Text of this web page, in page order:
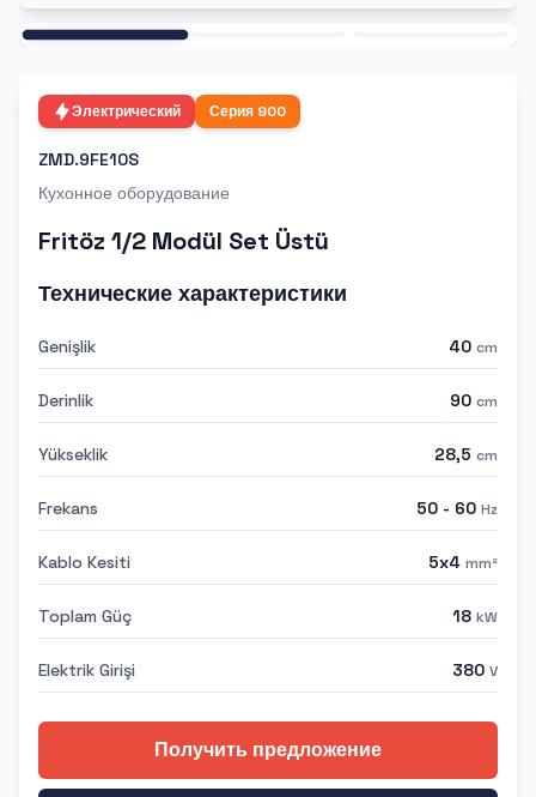
Электрический Серия 900
ZMD.9FE10S
Кухонное оборудование
Fritöz 1/2 Modül Set Üstü
Технические характеристики
Genişlik 40 cm
Derinlik 90 cm
Yükseklik 28,5 cm
Frekans 50 - 60 Hz
Kablo Kesiti 5x4 mm²
Toplam Güç 18 kW
Elektrik Girişi 380 V
Получить предложение